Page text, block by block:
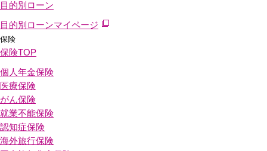
目的別ローン
目的別ローンマイページ
保険
保険TOP
個人年金保険
医療保険
がん保険
就業不能保険
認知症保険
海外旅行保険